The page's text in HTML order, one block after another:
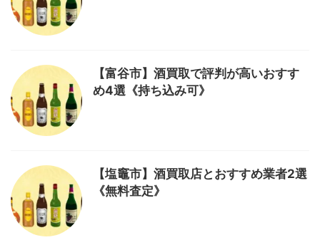
【富谷市】酒買取で評判が高いおすす
め4選《持ち込み可》
【塩竈市】酒買取店とおすすめ業者2選
《無料査定》